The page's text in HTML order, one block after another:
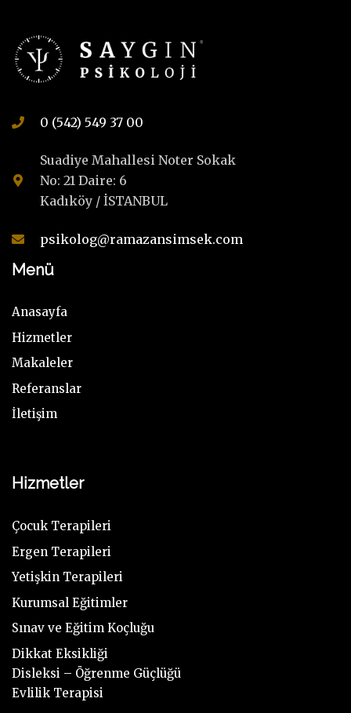
0 (542) 549 37 00
Suadiye Mahallesi Noter Sokak
No: 21 Daire: 6
Kadıköy / İSTANBUL
psikolog@ramazansimsek.com
Menü
Anasayfa
Hizmetler
Makaleler
Referanslar
İletişim
Hizmetler
Çocuk Terapileri
Ergen Terapileri
Yetişkin Terapileri
Kurumsal Eğitimler
Sınav ve Eğitim Koçluğu
Dikkat Eksikliği
Disleksi – Öğrenme Güçlüğü
Evlilik Terapisi